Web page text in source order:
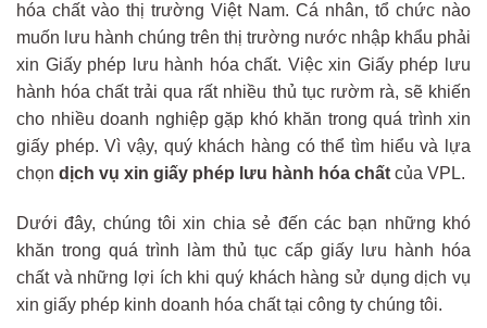
hóa chất vào thị trường Việt Nam. Cá nhân, tổ chức nào
muốn lưu hành chúng trên thị trường nước nhập khẩu phải
xin Giấy phép lưu hành hóa chất. Việc xin Giấy phép lưu
hành hóa chất trải qua rất nhiều thủ tục rườm rà, sẽ khiến
cho nhiều doanh nghiệp gặp khó khăn trong quá trình xin
giấy phép. Vì vậy, quý khách hàng có thể tìm hiểu và lựa
chọn dịch vụ xin giấy phép lưu hành hóa chất của VPL.
Dưới đây, chúng tôi xin chia sẻ đến các bạn những khó
khăn trong quá trình làm thủ tục cấp giấy lưu hành hóa
chất và những lợi ích khi quý khách hàng sử dụng dịch vụ
xin giấy phép kinh doanh hóa chất tại công ty chúng tôi.